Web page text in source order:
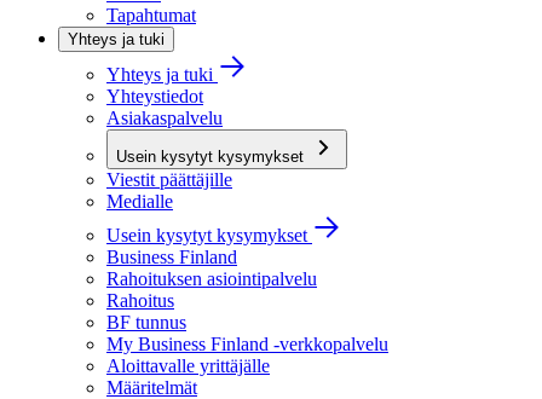
Tapahtumat
Yhteys ja tuki
Yhteys ja tuki
Yhteystiedot
Asiakaspalvelu
Usein kysytyt kysymykset
Viestit päättäjille
Medialle
Usein kysytyt kysymykset
Business Finland
Rahoituksen asiointipalvelu
Rahoitus
BF tunnus
My Business Finland -verkkopalvelu
Aloittavalle yrittäjälle
Määritelmät